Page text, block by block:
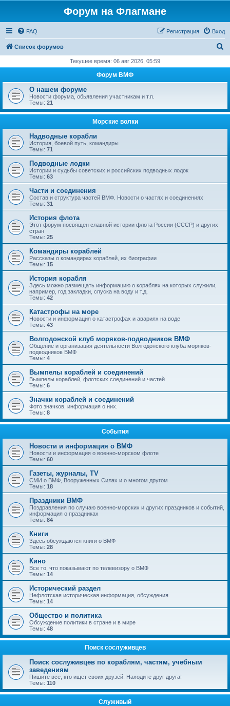
Форум на Флагмане
FAQ Вход
Регистрация
Список форумов
с
Текущее время: 06 авг 2026, 05:59
Форум ВМФ
О нашем форуме
Новости форума, обьявления участникам и т.п.
Темы: 21
Морские волки
Надводные корабли
История, боевой путь, командиры
Темы: 71
Подводные лодки
Истории и судьбы советских и российских подводных лодок
Темы: 63
Части и соединения
Состав и структура частей ВМФ. Новости о частях и соединениях
Темы: 31
История флота
Этот форум посвящен славной истории флота России (СССР) и других
стран
Темы: 25
Командиры кораблей
Рассказы о командирах кораблей, их биографии
Темы: 15
История корабля
Здесь можно размещать информацию о кораблях на которых служили,
например, год закладки, спуска на воду и т.д.
Темы: 42
Катастрофы на море
Новости и информация о катастрофах и авариях на воде
Темы: 43
Волгодонской клуб моряков-подводников ВМФ
Общение и организация деятельности Волгодонского клуба моряков-
подводников ВМФ
Темы: 4
Вымпелы кораблей и соединений
Вымпелы кораблей, флотских соединений и частей
Темы: 6
Значки кораблей и соединений
Фото значков, информация о них.
Темы: 8
События
Новости и информация о ВМФ
Новости и информация о военно-морском флоте
Темы: 60
Газеты, журналы, TV
СМИ о ВМФ, Вооруженных Силах и о многом другом
Темы: 18
Праздники ВМФ
Поздравления по случаю военно-морских и других праздников и событий,
информация о праздниках
Темы: 84
Книги
Здесь обсуждаются книги о ВМФ
Темы: 28
Кино
Все то, что показывают по телевизору о ВМФ
Темы: 14
Исторический раздел
Нефлотская историческая информация, обсуждения
Темы: 14
Общество и политика
Обсуждение политики в стране и в мире
Темы: 48
Поиск сослуживцев
Поиск сослуживцев по кораблям, частям, учебным
заведениям
Пишите все, кто ищет своих друзей. Находите друг друга!
Темы: 110
Служивый